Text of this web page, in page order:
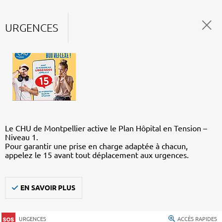
URGENCES
Le CHU de Montpellier active le Plan Hôpital en Tension –
Niveau 1.
Pour garantir une prise en charge adaptée à chacun,
appelez le 15 avant tout déplacement aux urgences.
EN SAVOIR PLUS
URGENCES ACCÈS RAPIDES